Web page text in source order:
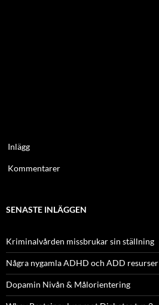
Inlägg
Kommentarer
SENASTE INLÄGGEN
Kriminalvården missbrukar sin ställning
Några nygamla ADHD och ADD resurser
Dopamin Nivån & Målorientering